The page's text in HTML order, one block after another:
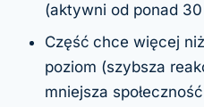
(aktywni od ponad
Część chce więcej
poziom (szybsza
mniejsza